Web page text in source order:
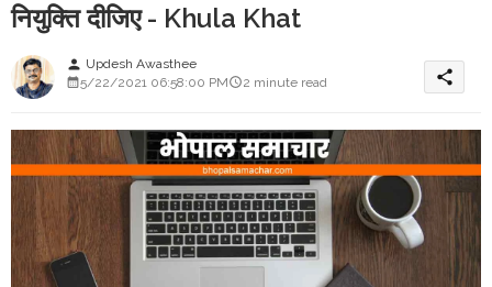
नियुक्ति दीजिए - Khula Khat
person Updesh Awasthee
5/22/2021 06:58:00 PM
2 minute read share